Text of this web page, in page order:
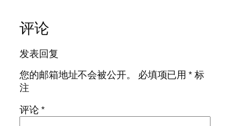
评论
发表回复
您的邮箱地址不会被公开。
必填项已用*标
注
评论*